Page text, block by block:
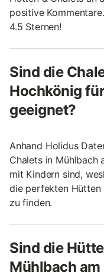
positive
4.5 Sternen!
Sind die
Hochkönig
geeignet?
Anhand Holidus
Chalets in Mühlbach
mit Kindern sind,
die perfekten Hütten
zu finden.
Sind die
Mühlbach